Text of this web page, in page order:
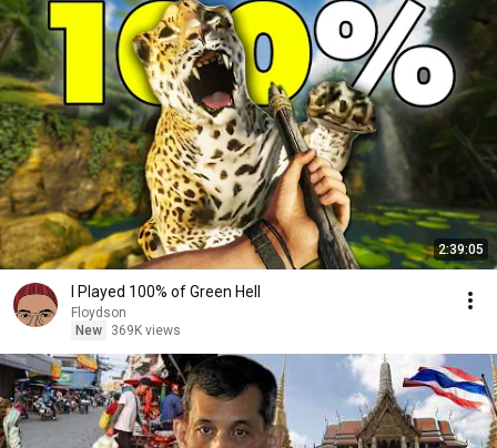
2:39:05
I Played 100% of Green Hell
Floydson
New
369K views